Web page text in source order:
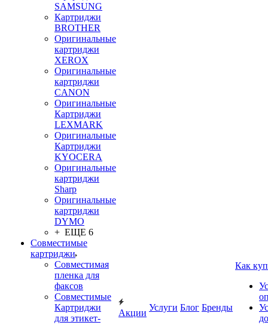
SAMSUNG
Картриджи
BROTHER
Оригинальные
картриджи
XEROX
Оригинальные
картриджи
CANON
Оригинальные
Картриджи
LEXMARK
Оригинальные
Картриджи
KYOCERA
Оригинальные
картриджи
Sharp
Оригинальные
картриджи
DYMO
+ ЕЩЕ 6
Совместимые
картриджи
Совместимая
пленка для
факсов
Совместимые
Картриджи
для этикет-
Акции
Услуги Блог Бренды
Как